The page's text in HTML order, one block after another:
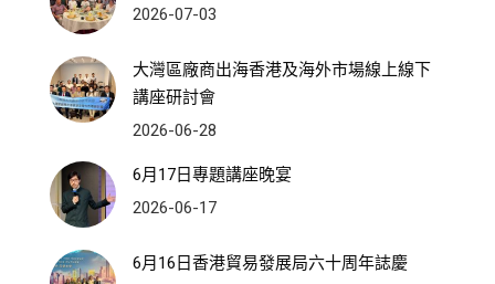
2026-07-03
大灣區廠商出海香港及海外市場線上線下
講座研討會
2026-06-28
6月17日專題講座晚宴
2026-06-17
6月16日香港貿易發展局六十周年誌慶